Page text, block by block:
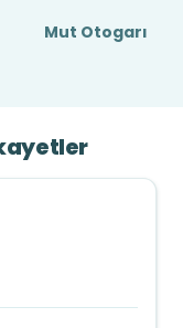
Mut Otogarı